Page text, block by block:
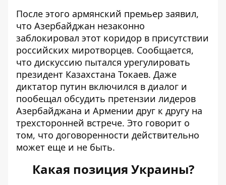
После этого армянский премьер заявил,
что Азербайджан незаконно
заблокировал этот коридор в присутствии
российских миротворцев. Сообщается,
что дискуссию пытался урегулировать
президент Казахстана Токаев. Даже
диктатор путин включился в диалог и
пообещал обсудить претензии лидеров
Азербайджана и Армении друг к другу на
трехсторонней встрече. Это говорит о
том, что договоренности действительно
может еще и не быть.
Какая позиция Украины?